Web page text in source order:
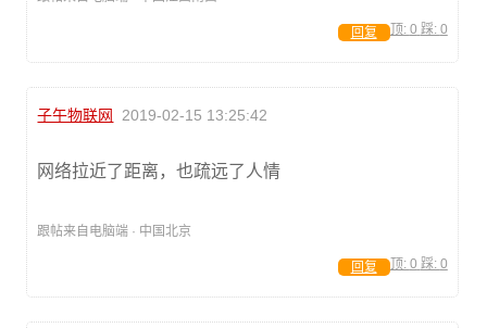
顶: 0 踩: 0
回复
子午物联网 2019-02-15 13:25:42
网络拉近了距离，也疏远了人情
跟帖来自电脑端 · 中国北京
顶: 0 踩: 0
回复